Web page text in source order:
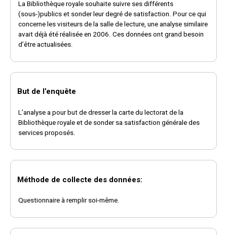
La Bibliothèque royale souhaite suivre ses différents
(sous-)publics et sonder leur degré de satisfaction. Pour ce qui
concerne les visiteurs de la salle de lecture, une analyse similaire
avait déjà été réalisée en 2006. Ces données ont grand besoin
d’être actualisées.
But de l’enquête
L’analyse a pour but de dresser la carte du lectorat de la
Bibliothèque royale et de sonder sa satisfaction générale des
services proposés.
Méthode de collecte des données:
Questionnaire à remplir soi-même.